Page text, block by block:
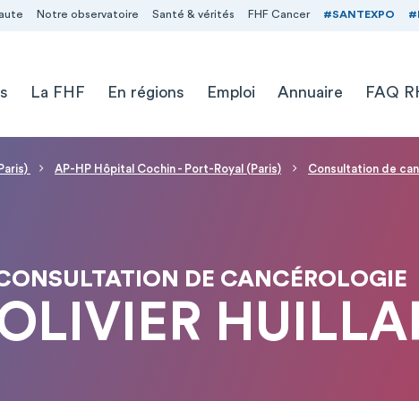
Notre observatoire Santé & vérités FHF Cancer #SANTEXPO
La FHF En régions Emploi Annuaire FAQ
AP-HP Hôpital Cochin - Port-Royal (Paris) Consultation de
DE CANCÉROLOGIE